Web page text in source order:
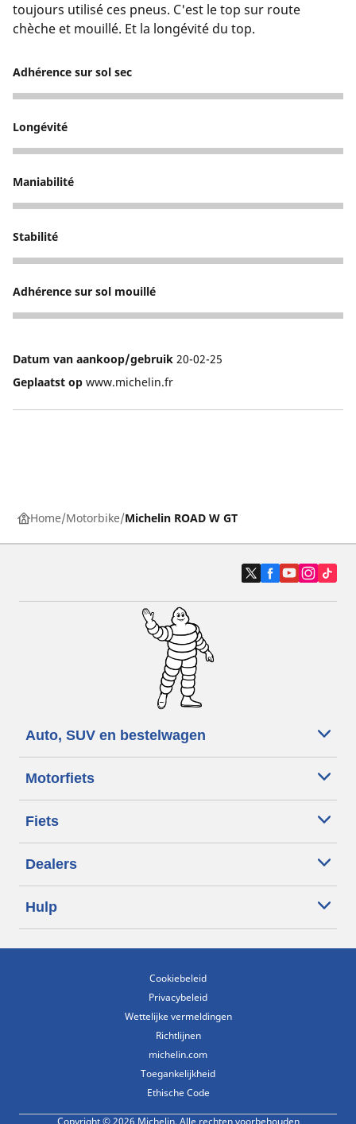
toujours utilisé ces pneus. C'est le top sur route
chèche et mouillé. Et la longévité du top.
Adhérence sur sol sec
5
Longévité
5
Maniabilité
5
Stabilité
5
Adhérence sur sol mouillé
5
Datum van aankoop/gebruik 20-02-25
Geplaatst op www.michelin.fr
Home Motorbike Michelin ROAD W GT
Auto, SUV en bestelwagen
Motorfiets
Fiets
Dealers
Hulp
Cookiebeleid
Privacybeleid
Wettelijke vermeldingen
Richtlijnen
michelin.com
Toegankelijkheid
Ethische Code
Copyright © 2026 Michelin. Alle rechten voorbehouden